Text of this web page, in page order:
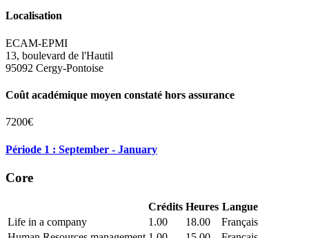
Localisation
ECAM-EPMI
13, boulevard de l'Hautil
95092 Cergy-Pontoise
Coût académique moyen constaté hors assurance
7200€
Période 1 : September - January
Core
Crédits Heures Langue
Life in a company
1.00 18.00
Français